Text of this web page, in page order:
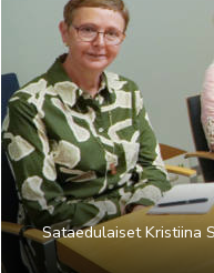
Sataedulaiset Kristiina